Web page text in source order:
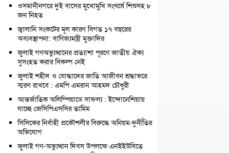
ওসমানীনগরে দুই বাসের মুখোমুখি সংঘর্ষে শিশুসহ ৮
জন নিহত
জ্বালানি সংকটের মূল কারণ বিগত ১৭ বছরের
অব্যবস্থাপনা: বাণিজ্যমন্ত্রী মুক্তাদির
জুলাই গণঅভ্যুত্থানের প্রত্যাশা পূরণে জাতীয় ঐক্য
সুসংহত করার বিকল্প নেই
জুলাই শহীদ ও যোদ্ধাদের জাতি আজীবন শ্রদ্ধাভরে
স্মরণ রাখবে : এমপি এমরান আহমদ চৌধুরী
আন্তর্জাতিক অলিম্পিয়াডে সাফল্য : ইন্দোনেশিয়ায়
যাচ্ছে জেসিপিএসসির তামিম
সিসিকের নির্বাহী প্রকৌশলীর বিরুদ্ধে অনিয়ম-দুর্নীতির
অভিযোগ
জুলাই গণ-অভ্যুত্থান দিবস উপলক্ষে এনইইউবিতে